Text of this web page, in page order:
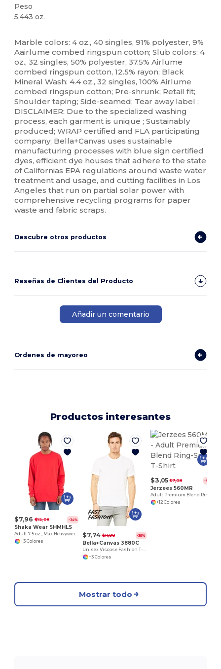
Peso
5.443 oz.
Marble colors: 4 oz., 40 singles, 91% polyester, 9%
Aairlume combed ringspun cotton; Slub colors: 4
oz., 32 singles, 50% polyester, 37.5% Airlume
combed ringspun cotton, 12.5% rayon; Black
Mineral Wash: 4.4 oz., 32 singles, 100% Airlume
combed ringspun cotton; Pre-shrunk; Retail fit;
Shoulder taping; Side-seamed; Tear away label ;
DISCLAIMER: Due to the specialized washing
process, each garment is unique ; Sustainably
produced; WRAP certified and FLA participating
company; Bella+Canvas uses sustainable
manufacturing processes with blue sign certified
dyes, efficient dye houses that adhere to the state
of Californias EPA regulations around waste water
treatment and usage, and cutting facilities in Los
Angeles that run on partial solar power with
comprehensive recycling programs for paper
waste and fabric scraps.
Descubre otros productos
Reseñas de Clientes del Producto
Añadir un comentario
Ordenes de mayoreo
Productos interesantes
$7,96 $12,08 -34%
Shaka Wear SHMHLS
Adult 7.5 oz., Max Heavyweight Long-Sleeve T-Shirt
+3 Colores
$7,74 $11,98 -35%
Bella+Canvas 3880C
Unisex Viscose Fashion T-Shirt
+3 Colores
$3,05 $7,08 -57%
Jerzees 560MR
+12 Colores
Mostrar todo